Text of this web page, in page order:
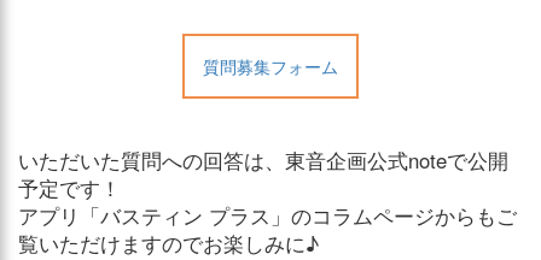
質問募集フォーム
いただいた質問への回答は、東音企画公式noteで公開
予定です！
アプリ「バスティン プラス」のコラムページからもご
覧いただけますのでお楽しみに♪